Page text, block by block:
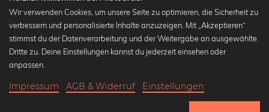
Beliebte Kollektionen
Wandbilder in schwarz-weiß
Klassiker der Kunstgeschichte
Wir verwenden Cookies, um unsere Seite zu optimieren, die Sicherheit zu
verbessern und personalisierte Inhalte anzuzeigen. Mit „Akzeptieren“
stimmst du der Datenverarbeitung und der Weitergabe an ausgewählte
Dritte zu. Deine Einstellungen kannst du jederzeit einsehen oder
anpassen.
Impressum AGB & Widerruf Einstellungen